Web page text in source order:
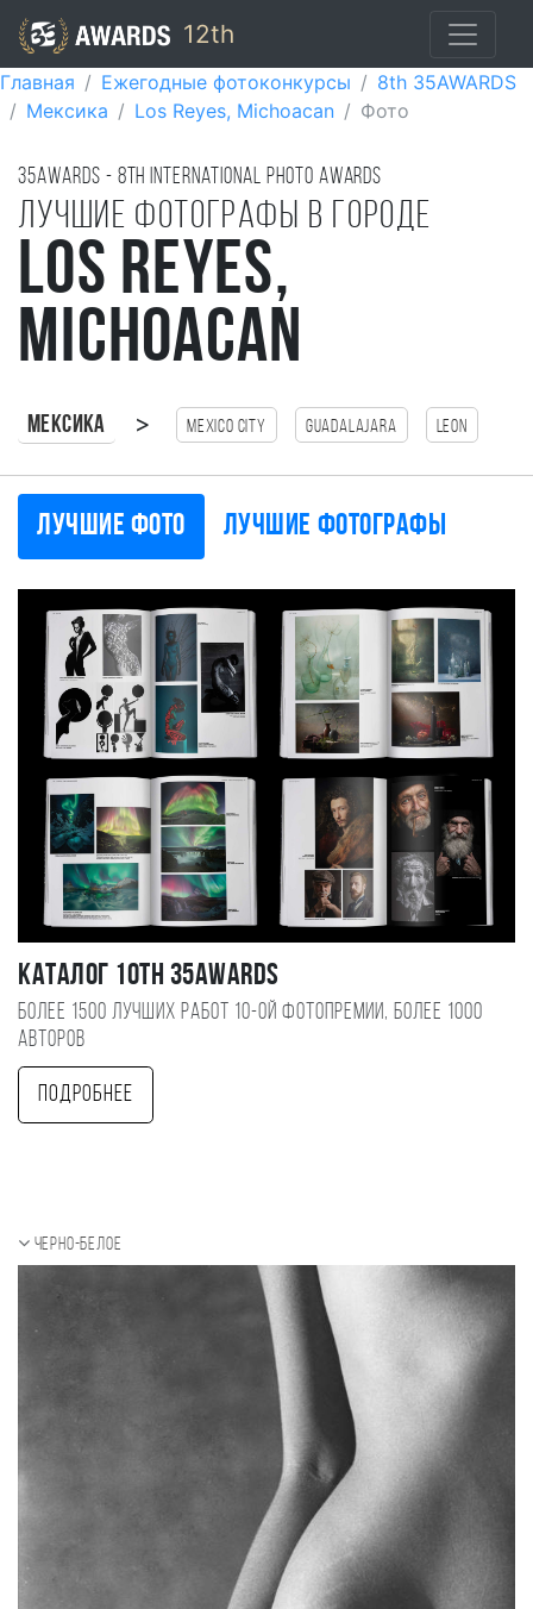
12th
Главная Ежегодные фотоконкурсы
8th 35AWARDS
Мексика
Los Reyes, Michoacan Фото
35AWARDS - 8TH international photo awards
Лучшие фотографы в городе
Los Reyes,
Michoacan
Мексика > Mexico city Guadalajara Leon
Лучшие фото Лучшие фотографы
Каталог 10TH 35AWARDS
Более 1500 лучших работ 10-ой фотопремии, более 1000
авторов
Подробнее
Черно-белое